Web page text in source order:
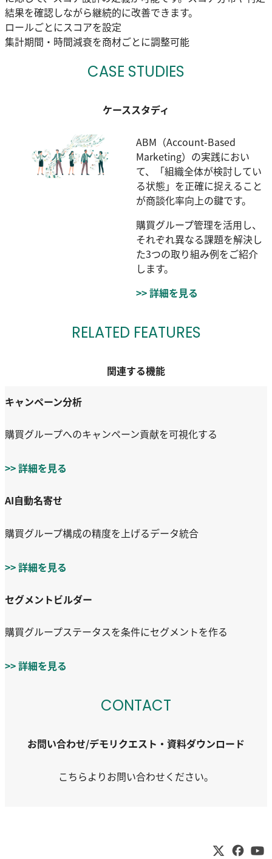
結果を確認しながら継続的に改善できます。
ロールごとにスコアを設定
集計期間・時間減衰を商材ごとに調整可能
CASE STUDIES
ケーススタディ
ABM（Account-Based
Marketing）の実践におい
て、「組織全体が検討してい
る状態」を正確に捉えること
が商談化率向上の鍵です。
購買グループ管理を活用し、
それぞれ異なる課題を解決し
た3つの取り組み例をご紹介
します。
>> 詳細を見る
RELATED FEATURES
関連する機能
キャンペーン分析
購買グループへのキャンペーン貢献を可視化する
>> 詳細を見る
AI自動名寄せ
購買グループ構成の精度を上げるデータ統合
>> 詳細を見る
セグメントビルダー
購買グループステータスを条件にセグメントを作る
>> 詳細を見る
CONTACT
お問い合わせ/デモリクエスト・資料ダウンロード
こちらよりお問い合わせください。